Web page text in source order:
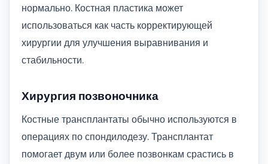
нормально. Костная пластика может
использоваться как часть корректирующей
хирургии для улучшения выравнивания и
стабильности.
Хирургия позвоночника
Костные трансплантаты обычно используются в
операциях по спондилодезу. Трансплантат
помогает двум или более позвонкам срастись в